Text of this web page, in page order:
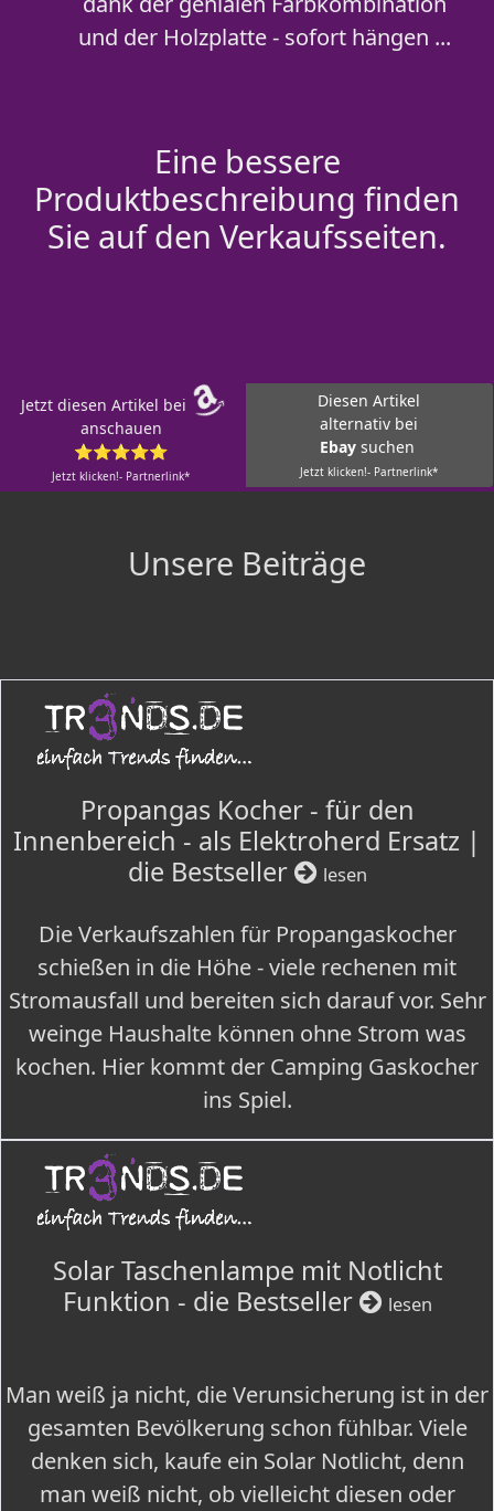
und der Holzplatte - sofort hängen ...
Eine bessere
Produktbeschreibung finden
Sie auf den Verkaufsseiten.
Jetzt diesen Artikel bei
anschauen
⭐⭐⭐⭐⭐
Jetzt klicken!- Partnerlink*
Diesen Artikel
alternativ bei
Ebay suchen
Jetzt klicken!- Partnerlink*
Unsere Beiträge
Propangas Kocher - für den
Innenbereich - als Elektroherd Ersatz |
die Bestseller
lesen
Die Verkaufszahlen für Propangaskocher
schießen in die Höhe - viele rechenen mit
Stromausfall und bereiten sich darauf vor. Sehr
weinge Haushalte können ohne Strom was
kochen. Hier kommt der Camping Gaskocher
ins Spiel.
Solar Taschenlampe mit Notlicht
Funktion - die Bestseller
lesen
Man weiß ja nicht, die Verunsicherung ist in der
gesamten Bevölkerung schon fühlbar. Viele
denken sich, kaufe ein Solar Notlicht, denn
man weiß nicht, ob vielleicht diesen oder